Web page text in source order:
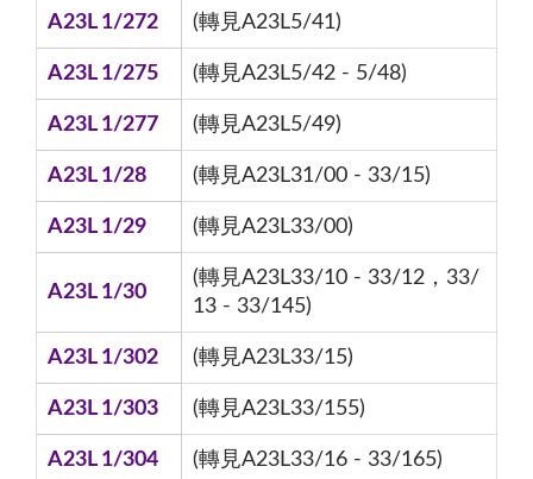
A23L 1/272 (轉見A23L5/41)
A23L 1/275 (轉見A23L5/42 - 5/48)
A23L 1/277 (轉見A23L5/49)
A23L 1/28 (轉見A23L31/00 - 33/15)
A23L 1/29 (轉見A23L33/00)
A23L 1/30
(轉見A23L33/10 - 33/12，33/
13 - 33/145)
A23L 1/302 (轉見A23L33/15)
A23L 1/303 (轉見A23L33/155)
A23L 1/304 (轉見A23L33/16 - 33/165)